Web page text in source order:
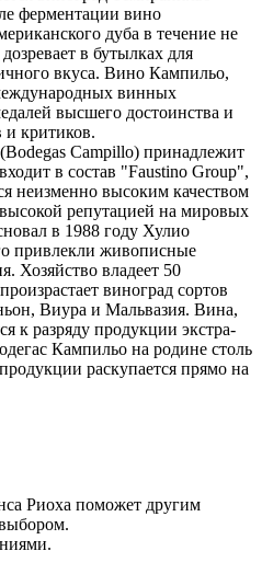
ферментации вино
дуба в течение не
в бутылках для
вкуса. Вино Кампильо,
винных
высшего достоинства и
и критиков.
Campillo) принадлежит
в состав "Faustino Group",
неизменно высоким качеством
репутацией на мировых
в 1988 году Хулио
привлекли живописные
Хозяйство владеет 50
виноград сортов
Виура и Мальвазия. Вина,
к разряду продукции экстра-
Кампильо на родине столь
раскупается прямо на
Риоха поможет другим